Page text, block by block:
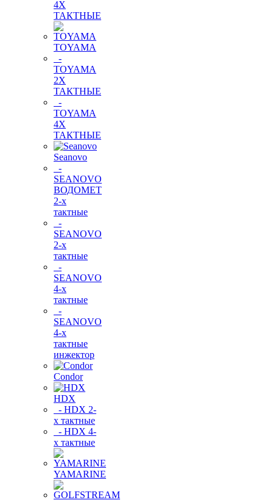
4Х
ТАКТНЫЕ
TOYAMA
-
TOYAMA
2Х
ТАКТНЫЕ
-
TOYAMA
4Х
ТАКТНЫЕ
Seanovo
-
SEANOVO
ВОДОМЕТ
2-х
тактные
-
SEANOVO
2-х
тактные
-
SEANOVO
4-х
тактные
-
SEANOVO
4-х
тактные
инжектор
Condor
HDX
- HDX 2-
х тактные
- HDX 4-
х тактные
YAMARINE